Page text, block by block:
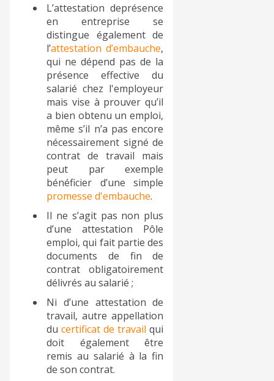
L’attestation deprésence
en entreprise se
distingue également de
l’attestation d’embauche,
qui ne dépend pas de la
présence effective du
salarié chez l'employeur
mais vise à prouver qu’il
a bien obtenu un emploi,
même s’il n’a pas encore
nécessairement signé de
contrat de travail mais
peut par exemple
bénéficier d’une simple
promesse d'embauche.
Il ne s’agit pas non plus
d’une attestation Pôle
emploi, qui fait partie des
documents de fin de
contrat obligatoirement
délivrés au salarié ;
Ni d’une attestation de
travail, autre appellation
ducertificat de travail qui
doit également être
remis au salarié à la fin
de son contrat.